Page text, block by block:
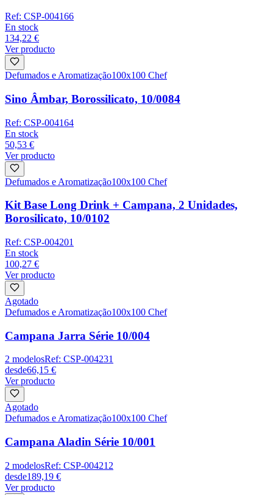
Ref: CSP-004166
En stock
134,22 €
Ver producto
Defumados e Aromatização100x100 Chef
Sino Âmbar, Borossilicato, 10/0084
Ref: CSP-004164
En stock
50,53 €
Ver producto
Defumados e Aromatização100x100 Chef
Kit Base Long Drink + Campana, 2 Unidades,
Borosilicato, 10/0102
Ref: CSP-004201
En stock
100,27 €
Ver producto
Agotado
Defumados e Aromatização100x100 Chef
Campana Jarra Série 10/004
2 modelosRef: CSP-004231
desde66,15 €
Ver producto
Agotado
Defumados e Aromatização100x100 Chef
Campana Aladin Série 10/001
2 modelosRef: CSP-004212
desde189,19 €
Ver producto